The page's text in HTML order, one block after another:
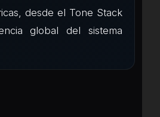
desde el Tone Stack
global del sistema